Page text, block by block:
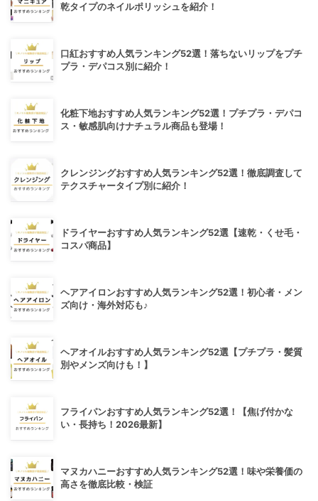
乾タイプのネイルポリッシュを紹介！
口紅おすすめ人気ランキング52選！落ちないリップをプチ
プラ・デパコス別に紹介！
化粧下地おすすめ人気ランキング52選！プチプラ・デパコ
ス・敏感肌向けナチュラル商品も登場！
クレンジングおすすめ人気ランキング52選！徹底調査して
テクスチャータイプ別に紹介！
ドライヤーおすすめ人気ランキング52選【速乾・くせ毛・
コスパ商品】
ヘアアイロンおすすめ人気ランキング52選！初心者・メン
ズ向け・海外対応も♪
ヘアオイルおすすめ人気ランキング52選【プチプラ・髪質
別やメンズ向けも！】
フライパンおすすめ人気ランキング52選！【焦げ付かな
い・長持ち！2026最新】
マヌカハニーおすすめ人気ランキング52選！味や栄養価の
高さを徹底比較・検証